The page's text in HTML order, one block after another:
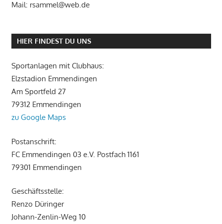
Mail: rsammel@web.de
HIER FINDEST DU UNS
Sportanlagen mit Clubhaus:
Elzstadion Emmendingen
Am Sportfeld 27
79312 Emmendingen
zu Google Maps
Postanschrift:
FC Emmendingen 03 e.V. Postfach 1161
79301 Emmendingen
Geschäftsstelle:
Renzo Düringer
Johann-Zenlin-Weg 10